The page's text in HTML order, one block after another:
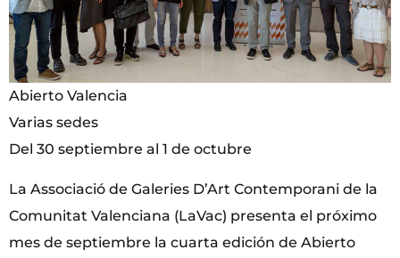
Abierto Valencia
Varias sedes
Del 30 septiembre al 1 de octubre
La Associació de Galeries D’Art Contemporani de la
Comunitat Valenciana (LaVac) presenta el próximo
mes de septiembre la cuarta edición de Abierto